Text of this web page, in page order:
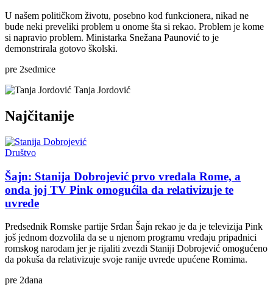
U našem političkom životu, posebno kod funkcionera, nikad ne
bude neki preveliki problem u onome šta si rekao. Problem je kome
si napravio problem. Ministarka Snežana Paunović to je
demonstrirala gotovo školski.
pre 2sedmice
Tanja Jordović
Najčitanije
Društvo
Šajn: Stanija Dobrojević prvo vređala Rome, a
onda joj TV Pink omogućila da relativizuje te
uvrede
Predsednik Romske partije Srđan Šajn rekao je da je televizija Pink
još jednom dozvolila da se u njenom programu vređaju pripadnici
romskog narodam jer je rijaliti zvezdi Staniji Dobrojević omogućeno
da pokuša da relativizuje svoje ranije uvrede upućene Romima.
pre 2dana